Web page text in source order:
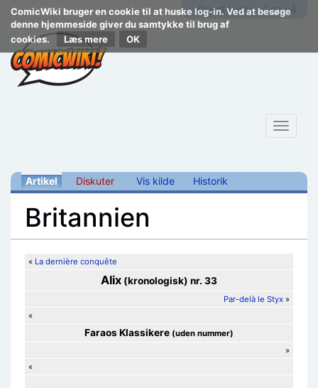
ComicWiki bruger en cookie til at huske log-in. Ved at besøge
denne hjemmeside giver du samtykke til brug af
cookies.
Læs mere
Opret konto Log på
Toggle
Artikel Diskuter Vis kilde Historik
Britannien
« La dernière conquête
Alix (kronologisk) nr. 33
Par-delà le Styx »
«
Faraos Klassikere (uden nummer)
»
«